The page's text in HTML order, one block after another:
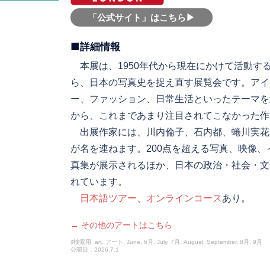
「公式サイト」はこちら▶︎
■詳細情報
本展は、1950年代から現在にかけて活動す
ら、日本の写真史を捉え直す展覧会です。ア
ー、ファッション、日常生活といったテーマ
から、これまであまり注目されてこなかった
出展作家には、川内倫子、石内都、蜷川実
が名を連ねます。200点を超える写真、映像
真集が展示されるほか、日本の政治・社会・
れています。
日本語ツアー
オンラインコース あり。
→ その他のアートはこちら
♯検索用: art, アート, June, 6月, July, 7月, August, September, 8月, 9月
公開日：2026.7.1